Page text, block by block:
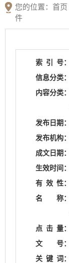
您的位置： 首页
件
索 引 号：
信息分类：
内容分类：
发布日期：
发布机构：
成文日期：
生效时间：
有 效 性：
名
称：
点 击 量：
文
号：
关 键 词：